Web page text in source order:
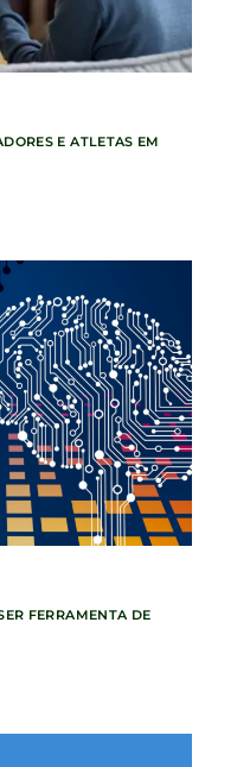
E ATLETAS EM
FERRAMENTA DE